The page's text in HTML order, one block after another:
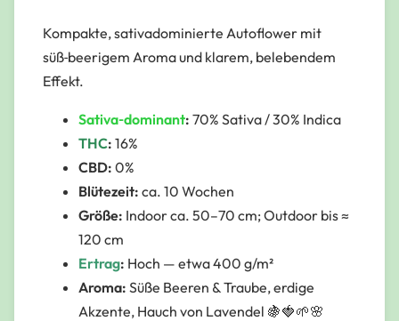
Kompakte, sativadominierte Autoflower mit
süß‑beerigem Aroma und klarem, belebendem
Effekt.
Sativa‑dominant: 70% Sativa / 30% Indica
THC: 16%
CBD: 0%
Blütezeit: ca. 10 Wochen
Größe: Indoor ca. 50–70 cm; Outdoor bis ≈
120 cm
Ertrag: Hoch — etwa 400 g/m²
Aroma: Süße Beeren & Traube, erdige
Akzente, Hauch von Lavendel 🍇🍓🌱🌸